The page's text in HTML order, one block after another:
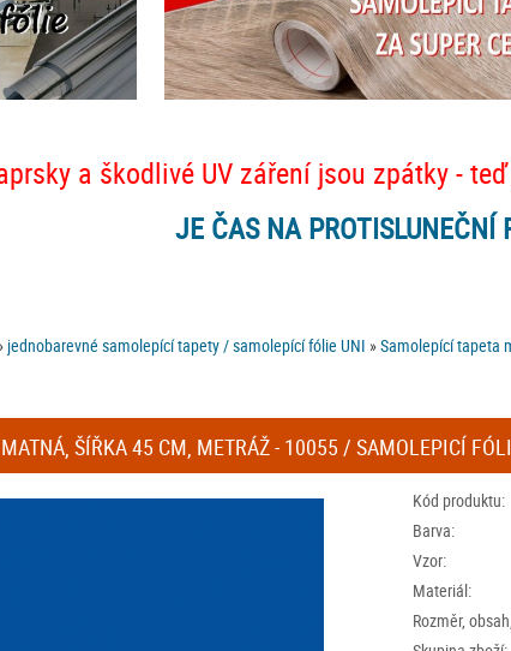
a škodlivé UV záření jsou zpátky -
JE ČAS NA PROTISLUNEČNÍ
jednobarevné samolepící tapety / samolepící fólie UNI »Samolepící tapeta
ŠÍŘKA 45 CM, METRÁŽ - 10055 / SAMOLEPICÍ
Kód produktu:
Barva:
Vzor:
Materiál:
Rozměr,